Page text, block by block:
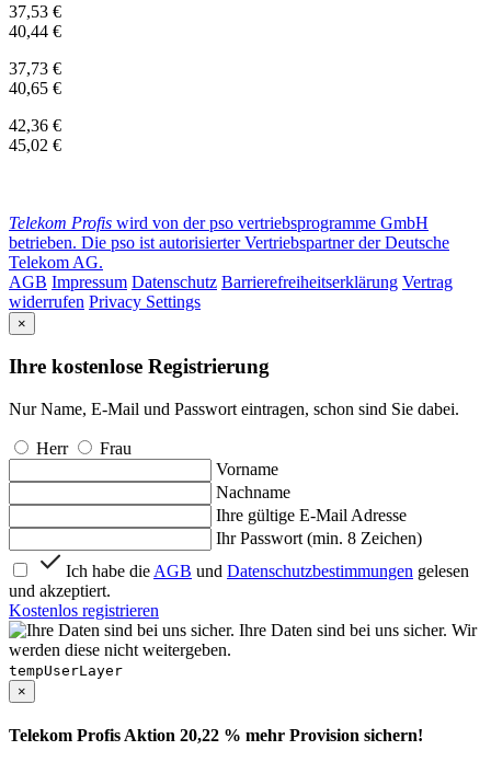
37,53 €
40,44 €
37,73 €
40,65 €
42,36 €
45,02 €
Telekom Profis wird von der pso vertriebsprogramme GmbH
betrieben. Die pso ist autorisierter Vertriebspartner der Deutsche
Telekom AG.
AGB Impressum Datenschutz Barrierefreiheitserklärung Vertrag
widerrufen Privacy Settings
×
Ihre kostenlose Registrierung
Nur Name, E-Mail und Passwort eintragen, schon sind Sie dabei.
Herr
Frau
Vorname
Nachname
Ihre gültige E-Mail Adresse
Ihr Passwort (min. 8 Zeichen)
Ich habe die AGB und Datenschutzbestimmungen gelesen
und akzeptiert.
Kostenlos registrieren
Ihre Daten sind bei uns sicher. Wir
werden diese nicht weitergeben.
tempUserLayer
×
Telekom Profis Aktion 20,22 % mehr Provision sichern!